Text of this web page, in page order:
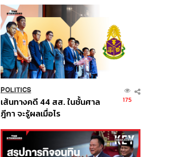
POLITICS
เส้นทางคดี 44 สส. ในชั้นศาล
ฎีกา จะรู้ผลเมื่อไร
175